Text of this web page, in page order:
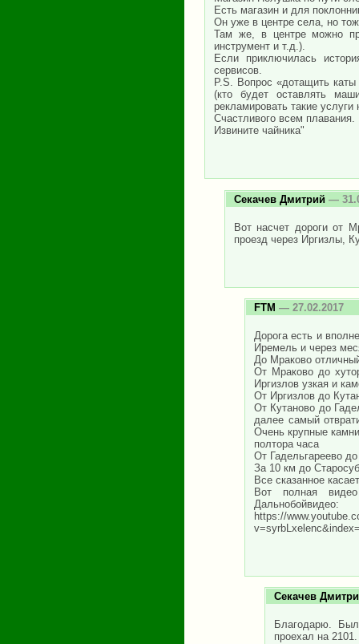
Есть магазин и для
Он уже в центре села, но
Там же, в центре можно
инструмент и т.д.).
Если приключилась
сервисов.
P.S. Вопрос «дотащить
(кто будет оставлять
рекламировать такие услуги
Счастливого всем
Извините чайника"
Секачев Дмитрий —
Вот насчет дороги от
проезд через Иргизлы,
FTM — 27.02.2017
Дорога есть и
Иремель и через
До Мраково
От Мраково до
Иргизлов узкая и
От Иргизлов до
От Кутаново до
далее самый
Очень крупные
полтора часа
От Гадельгареево
За 10 км до
Все сказанное
Вот полная видео
Дальнобойвидео:
https://
Секачев
Благодарю.
проехал на 2101.